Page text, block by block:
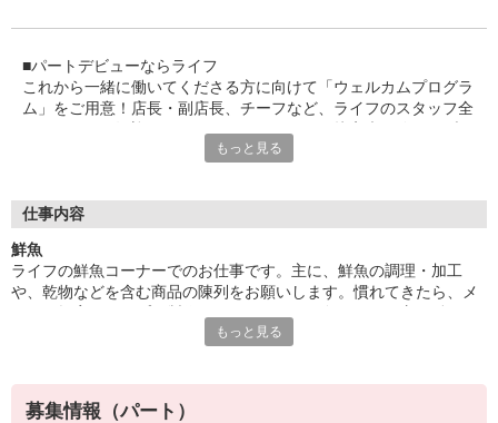
■パートデビューならライフ
これから一緒に働いてくださる方に向けて「ウェルカムプログラ
ム」をご用意！店長・副店長、チーフなど、ライフのスタッフ全
ンクがあっても大丈夫。「とても親切に受け入れてもらえ、不安
■食材選びのコツがわかる！
を知ることができ、食材の目利き術が養われていきます！普段の
お買い物にも活かせるので、パートのやる気も自然とUP！？お
いしい食卓は、おいしい食材選びから。自分や家族のためにプラ
スになるお仕事はいかがでしょうか？ご応募お待ちしています！
もっと見る
仕事内容
鮮魚
ライフの鮮魚コーナーでのお仕事です。主に、鮮魚の調理・加工
や、乾物などを含む商品の陳列をお願いします。慣れてきたら、メ
ちに身につくので、未経験でも安心です。「魚の目利きや調理スキ
もっと見る
募集情報（パート）